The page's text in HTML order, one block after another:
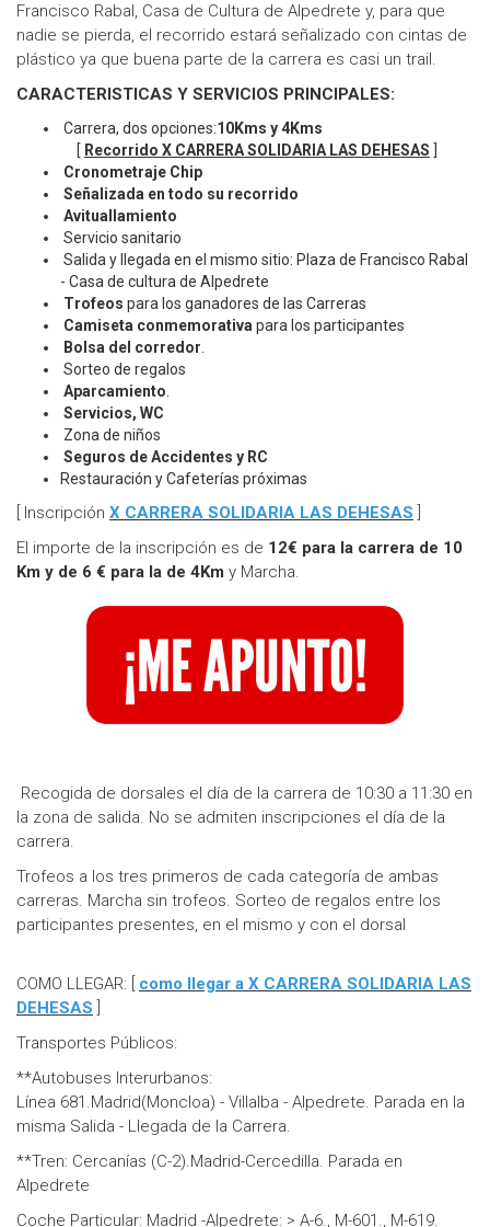
Francisco Rabal, Casa de Cultura de Alpedrete y, para que
nadie se pierda, el recorrido estará señalizado con cintas de
plástico ya que buena parte de la carrera es casi un trail.
CARACTERISTICAS Y SERVICIOS PRINCIPALES:
Carrera, dos opciones:10Kms y 4Kms
[ Recorrido X CARRERA SOLIDARIA LAS DEHESAS
Cronometraje Chip
Señalizada en todo su recorrido
Avituallamiento
Servicio sanitario
Salida y llegada en el mismo sitio: Plaza de Francisco Rabal
- Casa de cultura de Alpedrete
Trofeos para los ganadores de las Carreras
Camiseta conmemorativa para los participantes
Bolsa del corredor
Sorteo de regalos
Aparcamiento
Servicios, WC
Zona de niños
Seguros de Accidentes y RC
Restauración y Cafeterías próximas
[ Inscripción X CARRERA SOLIDARIA LAS DEHESAS
El importe de la inscripción es de 12€ para la carrera de 10
Km y de 6 € para la de 4Km y Marcha.
Recogida de dorsales el día de la carrera de 10:30 a 11:30 en
la zona de salida. No se admiten inscripciones el día de la
carrera.
Trofeos a los tres primeros de cada categoría de ambas
carreras. Marcha sin trofeos. Sorteo de regalos entre los
participantes presentes, en el mismo y con el dorsal
COMO LLEGAR: [ como llegar a X CARRERA SOLIDARIA LAS
DEHESAS
Transportes Públicos:
**Autobuses Interurbanos:
Línea 681.Madrid(Moncloa) - Villalba - Alpedrete. Parada en la
misma Salida - Llegada de la Carrera.
**Tren: Cercanías (C-2).Madrid-Cercedilla. Parada en
Alpedrete
Coche Particular: Madrid -Alpedrete: > A-6., M-601., M-619.